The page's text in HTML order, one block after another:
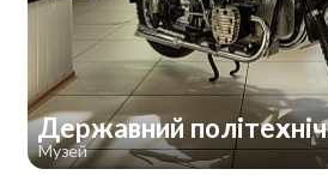
Державний
Музей